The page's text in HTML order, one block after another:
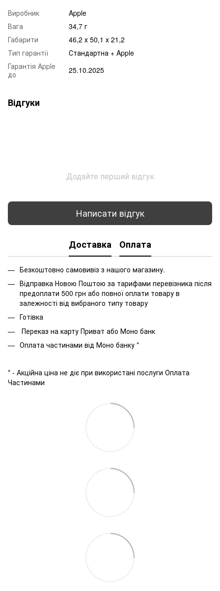
Виробник
Apple
Вага
34,7 г
Габарити
46,2 х 50,1 х 21,2
Тип гарантії
Стандартна + Apple
Гарантія Apple
до
25.10.2025
Відгуки
Додайте перший відгук
Написати відгук
Доставка Оплата
Безкоштовно самовивіз з нашого магазину.
Відправка Новою Поштою за тарифами перевізника після
предоплати 500 грн або повної оплати товару в
залежності від вибраного типу товару
Готівка
Переказ на карту Приват або Моно банк
Оплата частинами від Моно банку *
* - Акційна ціна не діє при використані послуги Оплата
Частинами